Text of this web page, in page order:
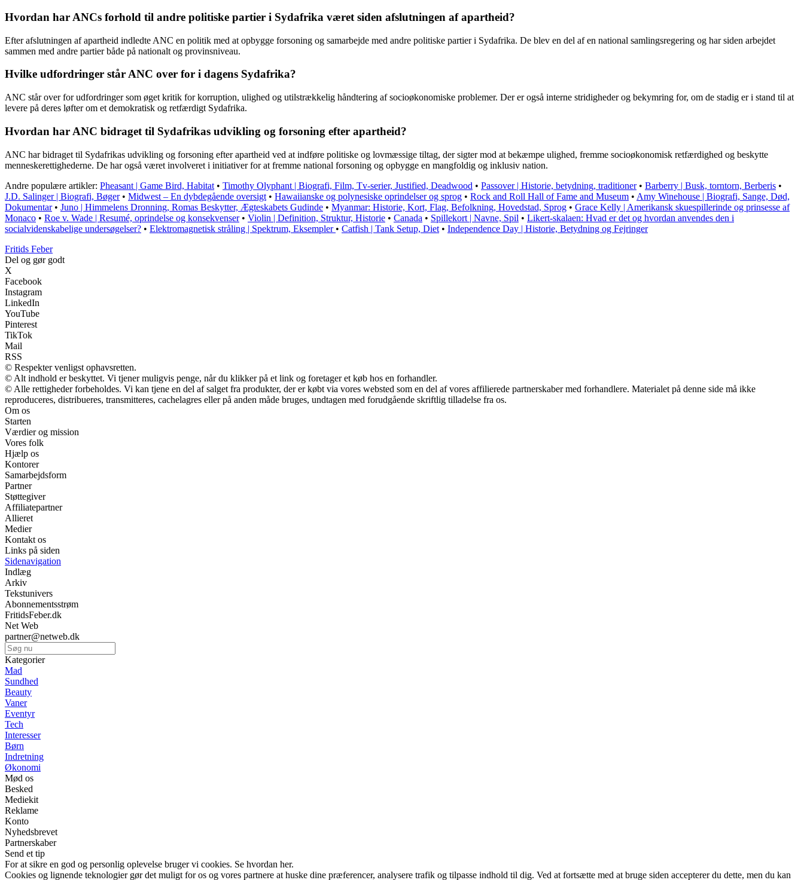
Hvordan har ANCs forhold til andre politiske partier i Sydafrika været siden afslutningen af apartheid?
Efter afslutningen af apartheid indledte ANC en politik med at opbygge forsoning og samarbejde med andre politiske partier i Sydafrika. De blev en del af en national samlingsregering og har siden arbejdet
sammen med andre partier både på nationalt og provinsniveau.
Hvilke udfordringer står ANC over for i dagens Sydafrika?
ANC står over for udfordringer som øget kritik for korruption, ulighed og utilstrækkelig håndtering af socioøkonomiske problemer. Der er også interne stridigheder og bekymring for, om de stadig er i stand til at
levere på deres løfter om et demokratisk og retfærdigt Sydafrika.
Hvordan har ANC bidraget til Sydafrikas udvikling og forsoning efter apartheid?
ANC har bidraget til Sydafrikas udvikling og forsoning efter apartheid ved at indføre politiske og lovmæssige tiltag, der sigter mod at bekæmpe ulighed, fremme socioøkonomisk retfærdighed og beskytte
menneskerettighederne. De har også været involveret i initiativer for at fremme national forsoning og opbygge en mangfoldig og inklusiv nation.
Andre populære artikler: Pheasant | Game Bird, Habitat • Timothy Olyphant | Biografi, Film, Tv-serier, Justified, Deadwood • Passover | Historie, betydning, traditioner• Barberry | Busk, torntorn, Berberis •
J.D. Salinger | Biografi, Bøger• Midwest – En dybdegående oversigt • Hawaiianske og polynesiske oprindelser og sprog • Rock and Roll Hall of Fame and Museum • Amy Winehouse | Biografi, Sange, Død,
Dokumentar• Juno | Himmelens Dronning, Romas Beskytter, Ægteskabets Gudinde • Myanmar: Historie, Kort, Flag, Befolkning, Hovedstad, Sprog • Grace Kelly | Amerikansk skuespillerinde og prinsesse af
Monaco • Roe v. Wade | Resumé, oprindelse og konsekvenser• Violin | Definition, Struktur, Historie • Canada • Spillekort | Navne, Spil • Likert-skalaen: Hvad er det og hvordan anvendes den i
socialvidenskabelige undersøgelser? • Elektromagnetisk stråling | Spektrum, Eksempler • Catfish | Tank Setup, Diet • Independence Day | Historie, Betydning og Fejringer
Fritids Feber
Del og gør godt
X
Facebook
Instagram
LinkedIn
YouTube
Pinterest
TikTok
Mail
RSS
© Respekter venligst ophavsretten.
© Alt indhold er beskyttet. Vi tjener muligvis penge, når du klikker på et link og foretager et køb hos en forhandler.
© Alle rettigheder forbeholdes. Vi kan tjene en del af salget fra produkter, der er købt via vores websted som en del af vores affilierede partnerskaber med forhandlere. Materialet på denne side må ikke
reproduceres, distribueres, transmitteres, cachelagres eller på anden måde bruges, undtagen med forudgående skriftlig tilladelse fra os.
Om os
Starten
Værdier og mission
Vores folk
Hjælp os
Kontorer
Samarbejdsform
Partner
Støttegiver
Affiliatepartner
Allieret
Medier
Kontakt os
Links på siden
Sidenavigation
Indlæg
Arkiv
Tekstunivers
Abonnementsstrøm
FritidsFeber.dk
Net Web
partner@netweb.dk
Kategorier
Mad
Sundhed
Beauty
Vaner
Eventyr
Tech
Interesser
Børn
Indretning
Økonomi
Mød os
Besked
Mediekit
Reklame
Konto
Nyhedsbrevet
Partnerskaber
Send et tip
For at sikre en god og personlig oplevelse bruger vi cookies. Se hvordan her.
Cookies og lignende teknologier gør det muligt for os og vores partnere at huske dine præferencer, analysere trafik og tilpasse indhold til dig. Ved at fortsætte med at bruge siden accepterer du dette, men du kan